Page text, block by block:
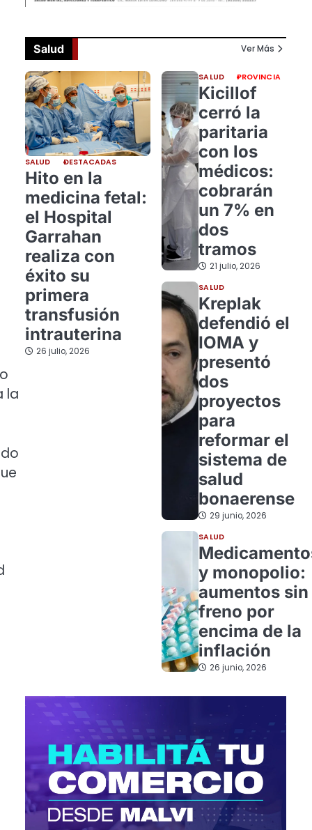
la
Salud Ver Más
SALUD DESTACADAS
Hito en la
medicina fetal:
el Hospital
Garrahan
realiza con
éxito su
primera
transfusión
intrauterina
26 julio, 2026
SALUD PROVINCIA
Kicillof
cerró la
paritaria
con los
médicos:
cobrarán
un 7% en
dos
tramos
21 julio, 2026
SALUD
Kreplak
defendió el
IOMA y
presentó
dos
proyectos
para
reformar el
sistema de
salud
bonaerense
29 junio, 2026
SALUD
y monopolio:
aumentos sin
freno por
encima de la
inflación
26 junio, 2026